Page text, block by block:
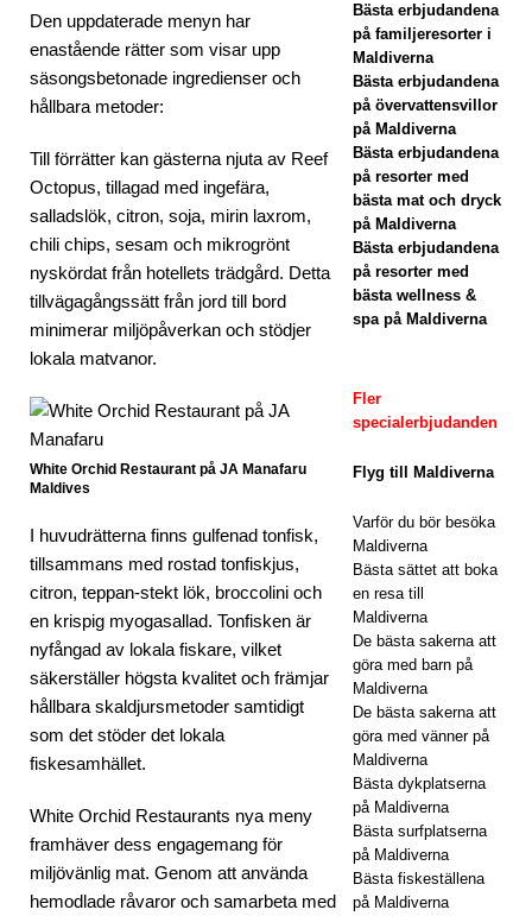
ORT
[30
6]
JW
u
Islan
Den uppdaterade menyn har
enastående rätter som visar upp
säsongsbetonade ingredienser och
hållbara metoder:
Till förrätter kan gästerna njuta av Reef
Octopus, tillagad med ingefära,
salladslök, citron, soja, mirin laxrom,
chili chips, sesam och mikrogrönt
nyskördat från hotellets trädgård. Detta
tillvägagångssätt från jord till bord
minimerar miljöpåverkan och stödjer
lokala matvanor.
White Orchid Restaurant på JA Manafaru
Maldives
I huvudrätterna finns gulfenad tonfisk,
tillsammans med rostad tonfiskjus,
citron, teppan-stekt lök, broccolini och
en krispig myogasallad. Tonfisken är
nyfångad av lokala fiskare, vilket
säkerställer högsta kvalitet och främjar
hållbara skaldjursmetoder samtidigt
som det stöder det lokala
fiskesamhället.
White Orchid Restaurants nya meny
framhäver dess engagemang för
miljövänlig mat. Genom att använda
hemodlade råvaror och samarbeta med
Bästa erbjudandena
på familjeresorter i
Maldiverna
Bästa erbjudandena
på övervattensvillor
på Maldiverna
Bästa erbjudandena
på resorter med
bästa mat och dryck
på Maldiverna
Bästa erbjudandena
på resorter med
bästa wellness &
spa på Maldiverna
Fler
specialerbjudanden
Flyg till Maldiverna
Varför du bör besöka
Maldiverna
Bästa sättet att boka
en resa till
Maldiverna
De bästa sakerna att
göra med barn på
Maldiverna
De bästa sakerna att
göra med vänner på
Maldiverna
Bästa dykplatserna
på Maldiverna
Bästa surfplatserna
på Maldiverna
Bästa fiskeställena
på Maldiverna